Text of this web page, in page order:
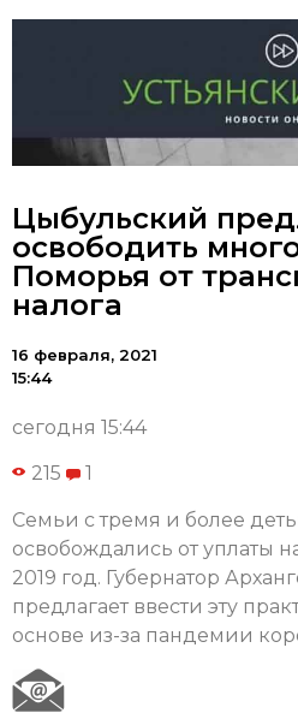
Цыбульский
освободить
Поморья от
налога
16 февраля, 2021
15:44
сегодня 15:44
215 1
Семьи с тремя и более
освобождались от уплаты
2019 год. Губернатор
предлагает ввести эту
основе из-за пандемии